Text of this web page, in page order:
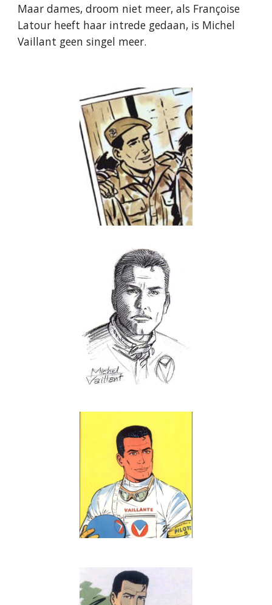
Maar dames, droom niet meer, als Françoise
Latour heeft haar intrede gedaan, is Michel
Vaillant geen singel meer.